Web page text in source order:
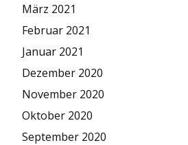
März 2021
Februar 2021
Januar 2021
Dezember 2020
November 2020
Oktober 2020
September 2020